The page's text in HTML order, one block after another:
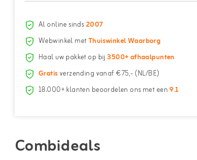
Al online sinds2007
Webwinkel metThuiswinkel Waarborg
Haal uw pakket op bij3500+ afhaalpunten
Gratisverzending vanaf €75,- (NL/BE)
18.000+ klanten beoordelen ons met een9.1
Combideals